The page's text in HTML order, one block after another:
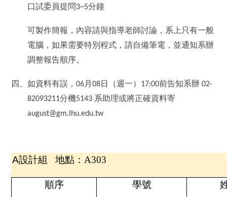
口試委員提問3~5分鐘
可製作簡報，內容請與指導老師討論，系上只有一般
電腦，如果需要特別程式，請自備筆電，並通知系辦
調整報告順序。
四、如資料有誤， 06月 08日（週一） 17:00前告知系辦 02-
82093211分機5143 系助理或將正確資料寄
august@gm.lhu.edu.tw
A設計組 地點：A303
順序 學號